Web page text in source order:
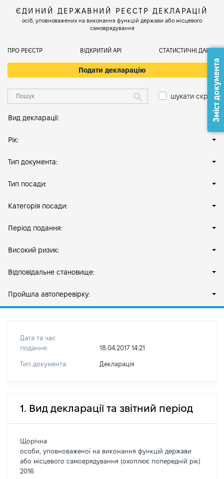
ЄДИНИЙ ДЕРЖАВНИЙ РЕЄСТР ДЕКЛАРАЦІЙ
осіб, уповноважених на виконання функцій держави або місцевого
самоврядування
ПРО РЕЄСТР ВІДКРИТИЙ АРІ СТАТИСТИЧНІ ДАНІ
Подати декларацію
шукати скрізь
Вид декларації:
Рік:
Тип документа:
Тип посади:
Категорія посади:
Період подання:
Високий ризик:
Відповідальне становище:
Пройшла автоперевірку:
Дата та час
подання:
18.04.2017 14:21
Тип документа: Декларація
1. Вид декларації та звітний період
Щорічна
особи, уповноваженої на виконання функцій держави
або місцевого самоврядування (охоплює попередній рік)
2016
Зміст документа